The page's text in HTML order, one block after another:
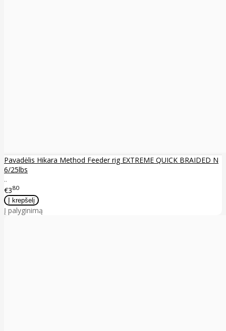
Pavadėlis Hikara Method Feeder rig EXTREME QUICK BRAIDED N
6/25lbs
..
€380
Į palyginimą